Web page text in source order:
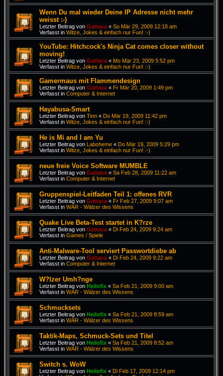
Wenn Du mal wieder Deine IP Adresse nicht mehr
weisst :-)
Letzter Beitrag von Gattaca « So Mär 29, 2009 12:18 am
Verfasst in Witze, Jokes & einfach nur Fun! :-)
YouTube: Hitchcock's Ninja Cat comes closer without
moving!
Letzter Beitrag von Gattaca « Mo Mär 23, 2009 5:52 pm
Verfasst in Witze, Jokes & einfach nur Fun! :-)
Gamermaus mit Flammendesign
Letzter Beitrag von Gattaca « Fr Mär 20, 2009 1:49 pm
Verfasst in Computer & Internet
Hayabusa-Smart
Letzter Beitrag von Tinn « Do Mär 19, 2009 11:42 pm
Verfasst in Witze, Jokes & einfach nur Fun! :-)
He is Mi and I am Yu
Letzter Beitrag von Laboheme « Do Mär 19, 2009 5:29 pm
Verfasst in Witze, Jokes & einfach nur Fun! :-)
neue freie Voice Software MUMBLE
Letzter Beitrag von Gattaca « Sa Feb 28, 2009 11:22 am
Verfasst in Computer & Internet
Gruppenspiel-Leitfaden Teil 1: offenes RVR
Letzter Beitrag von Gattaca « Fr Feb 27, 2009 9:07 am
Verfasst in WAR - Wälzer des Wissens
Quake Live Beta-Test startet in K?rze
Letzter Beitrag von Gattaca « Di Feb 24, 2009 9:24 am
Verfasst in Games / Spiele
Anti-Malware-Tool serviert Passwortdiebe ab
Letzter Beitrag von Gattaca « Di Feb 24, 2009 9:22 am
Verfasst in Computer & Internet
W?lzer Umh?nge
Letzter Beitrag von Heilofix « Sa Feb 21, 2009 9:00 am
Verfasst in WAR - Wälzer des Wissens
Schmucksets
Letzter Beitrag von Heilofix « Sa Feb 21, 2009 8:59 am
Verfasst in WAR - Wälzer des Wissens
Taktik-Maps, Schmuck-Sets und Titel
Letzter Beitrag von Heilofix « Sa Feb 21, 2009 8:52 am
Verfasst in WAR - Wälzer des Wissens
Switch s. WoW
Letzter Beitrag von Heilofix « Di Feb 17, 2009 12:14 pm